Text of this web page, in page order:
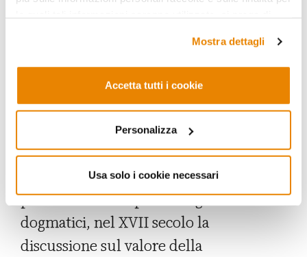
Mostra dettagli
Accetta tutti i cookie
Personalizza
Usa solo i cookie necessari
contenuti del Corano vengono spesso
impiegati, sia per sostenere che
quello che è scritto nel Corano o
all’Islam, sia, forse più
sorprendentemente, per cercare nel
Corano argomenti a favore della propria
posizione dottrinale. Per esempio,
parlando di temi più filologici che
dogmatici, nel XVII secolo la
discussione sul valore della